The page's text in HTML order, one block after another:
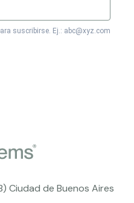
suscribirse. Ej.: abc@xyz.com
Ciudad de Buenos Aires